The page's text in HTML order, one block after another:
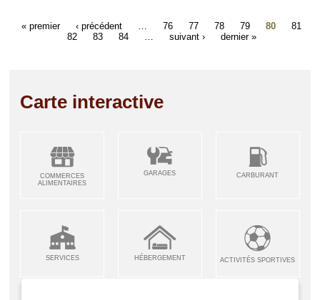
« premier ‹ précédent 76 77 78 79 80
81
82
83 84 suivant › dernier »
Carte interactive
COMMERCES
ALIMENTAIRES
GARAGES CARBURANT
SERVICES HÉBERGEMENT ACTIVITÉS SPORTIVES